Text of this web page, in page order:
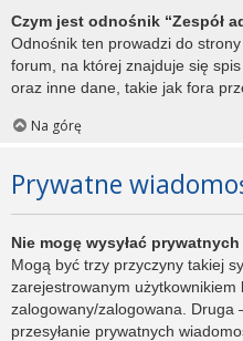
Czym jest odnośnik “Zespół
Odnośnik ten prowadzi do
forum, na której znajduje się
oraz inne dane, takie jak fora
Na górę
Prywatne
Nie mogę wysyłać
Mogą być trzy przyczyny takiej
zarejestrowanym użytkownikiem
zalogowany/zalogowana. Druga
przesyłanie prywatnych